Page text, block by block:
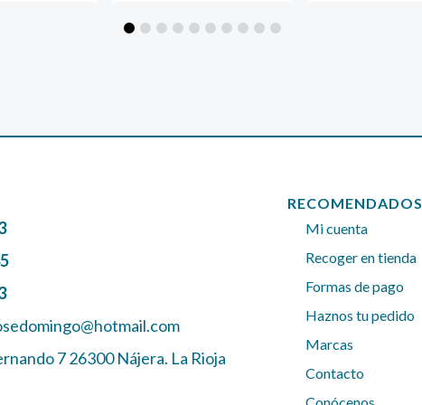
7 26300 Nájera. La Rioja
RECOMENDADOS
Mi cuenta
Recoger en tienda
Formas de pago
Haznos tu pedido
Marcas
Contacto